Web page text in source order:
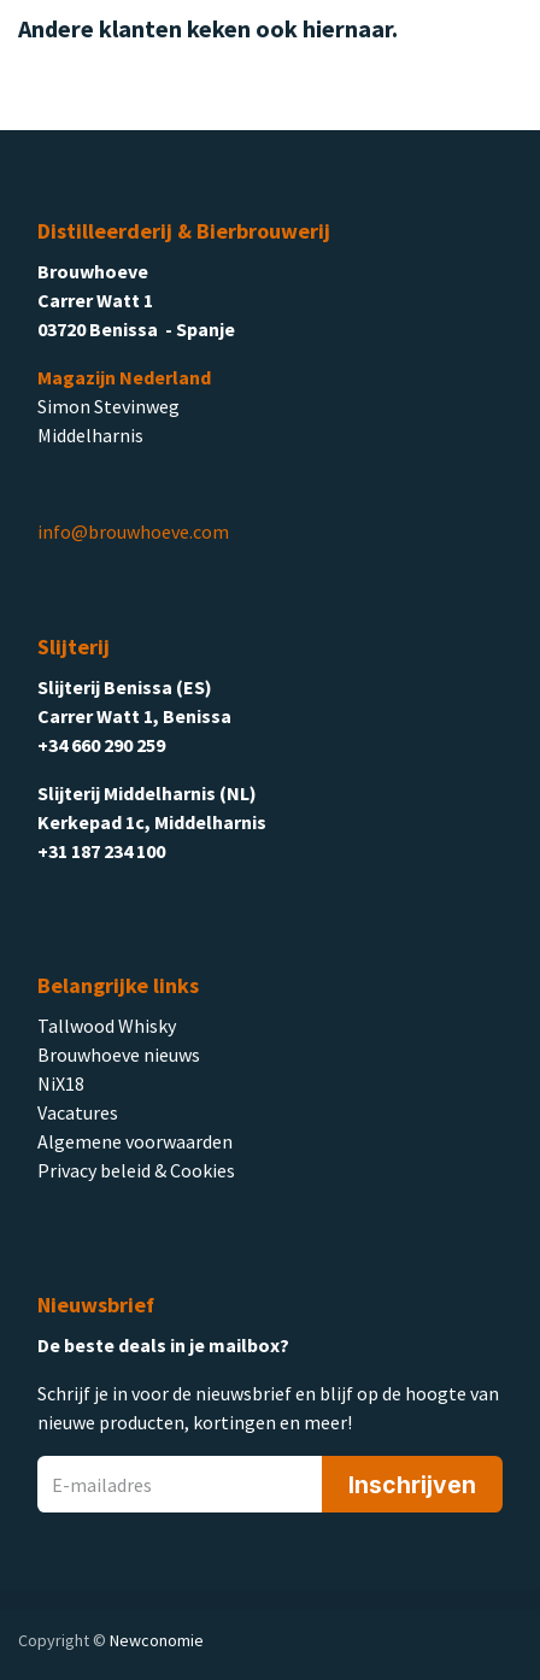
Andere klanten keken ook hiernaar.
Distilleerderij & Bierbrouwerij
Brouwhoeve
Carrer Watt 1
03720 Benissa - Spanje
Magazijn Nederland
Simon Stevinweg
Middelharnis
info@brouwhoeve.com
Slijterij
Slijterij Benissa (ES)
Carrer Watt 1, Benissa
+34 660 290 259
Slijterij Middelharnis (NL)
Kerkepad 1c, Middelharnis
+31 187 234 100
Belangrijke links
Tallwood Whisky
Brouwhoeve nieuws
NiX18
Vacatures
Algemene voorwaarden
Privacy beleid & Cookies
Nieuwsbrief
De beste deals in je mailbox?
Schrijf je in voor de nieuwsbrief en blijf op de hoogte van
nieuwe producten, kortingen en meer!
Inschrijven
Copyright © Newconomie